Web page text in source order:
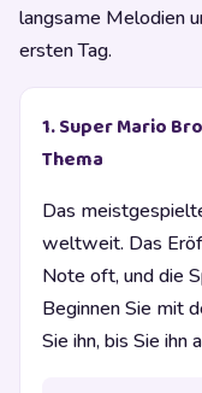
langsame Melodien
ersten Tag.
1. Super Mario
Thema
Das
weltweit. Das
Note oft, und die
Beginnen Sie mit
Sie ihn, bis Sie ihn